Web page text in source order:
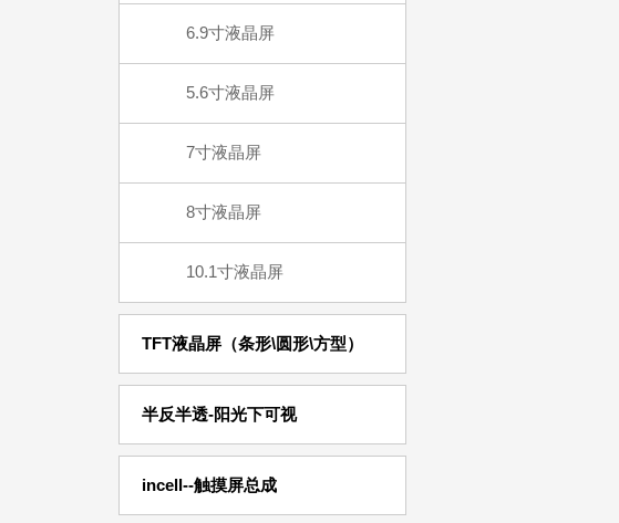
6.9寸液晶屏
5.6寸液晶屏
7寸液晶屏
8寸液晶屏
10.1寸液晶屏
TFT液晶屏（条形\圆形\方型）
半反半透-阳光下可视
incell--触摸屏总成